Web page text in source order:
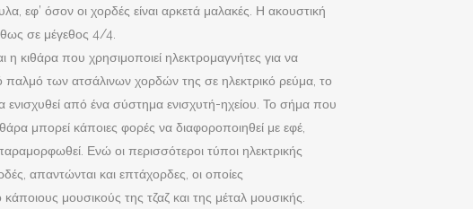
εφ’ όσον οι χορδές είναι αρκετά μαλακές. Η ακουστική
σε μέγεθος 4/4.
η κιθάρα που χρησιμοποιεί ηλεκτρομαγνήτες για να
παλμό των ατσάλινων χορδών της σε ηλεκτρικό ρεύμα, το
ενισχυθεί από ένα σύστημα ενισχυτή-ηχείου. Το σήμα που
μπορεί κάποιες φορές να διαφοροποιηθεί με εφέ,
Ενώ οι περισσότεροι τύποι ηλεκτρικής
απαντώνται και επτάχορδες, οι οποίες
μουσικούς της τζαζ και της μέταλ μουσικής.